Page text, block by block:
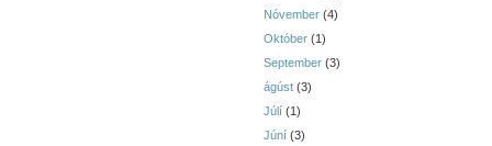
Nóvember (4)
Október (1)
September (3)
ágúst (3)
Júlí (1)
Júní (3)